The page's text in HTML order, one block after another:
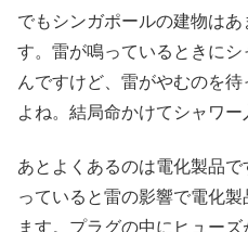
でもシンガポールの建物は
す。雷が鳴っているときに
んですけど、雷がやむのを
よね。結局命かけてシャワー
あとよくあるのは電化製品
っていると雷の影響で電化
ます。プラグの中にヒュー